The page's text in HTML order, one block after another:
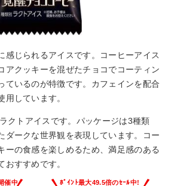
感じられるアイスです。コーヒーアイス
アクッキーを混ぜたチョコでコーティン
ているのが特徴です。カフェインを配合
用しています。
クトアイスです。パッケージは3種類
ダークな世界観を表現しています。コー
ーの食感を楽しめるため、満足感のある
おすすめです。